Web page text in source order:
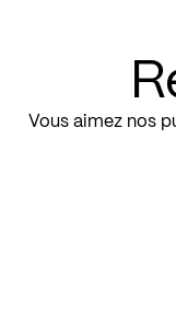
Vous aimez nos